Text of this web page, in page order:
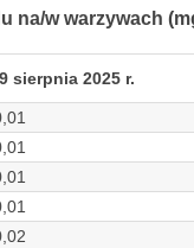
na/w warzywach
sierpnia 2025 r.